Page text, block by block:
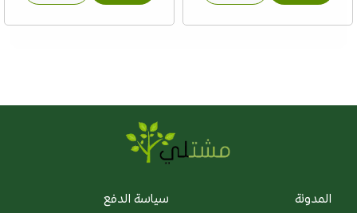
المدونة
سياسة الدفع